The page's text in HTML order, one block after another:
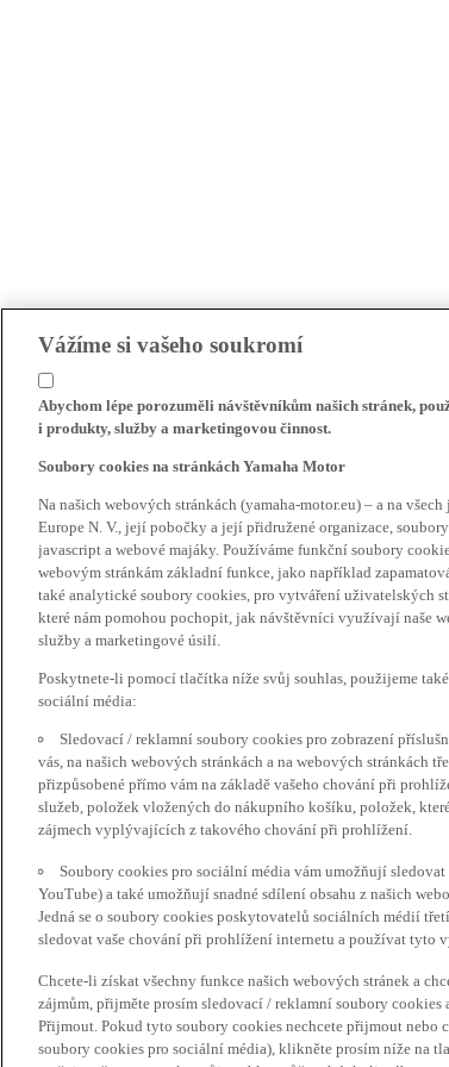
Vážíme si vašeho soukromí
Abychom lépe porozuměli návštěvníkům našich stránek,
i produkty, služby a marketingovou činnost.
Soubory cookies na stránkách Yamaha Motor
Na našich webových stránkách (yamaha-motor.eu) – a na
Europe N. V., její pobočky a její přidružené organizace,
javascript a webové majáky. Používáme funkční soubory
webovým stránkám základní funkce, jako například
také analytické soubory cookies, pro vytváření uživatelských
které nám pomohou pochopit, jak návštěvníci využívají naše
služby a marketingové úsilí.
Poskytnete-li pomocí tlačítka níže svůj souhlas, použijeme
sociální média:
Sledovací / reklamní soubory cookies pro zobrazení
vás, na našich webových stránkách a na webových stránkách
přizpůsobené přímo vám na základě vašeho chování při
služeb, položek vložených do nákupního košíku, položek,
zájmech vyplývajících z takového chování při prohlížení.
Soubory cookies pro sociální média vám umožňují
YouTube) a také umožňují snadné sdílení obsahu z našich
Jedná se o soubory cookies poskytovatelů sociálních médií
sledovat vaše chování při prohlížení internetu a používat tyto
Chcete-li získat všechny funkce našich webových stránek a
zájmům, přijměte prosím sledovací / reklamní soubory
Přijmout. Pokud tyto soubory cookies nechcete přijmout
soubory cookies pro sociální média), klikněte prosím níže na